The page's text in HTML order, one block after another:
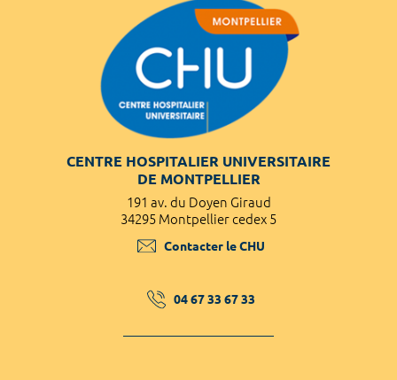
CENTRE HOSPITALIER UNIVERSITAIRE
DE MONTPELLIER
191 av. du Doyen Giraud
34295 Montpellier cedex 5
Contacter le CHU
04 67 33 67 33